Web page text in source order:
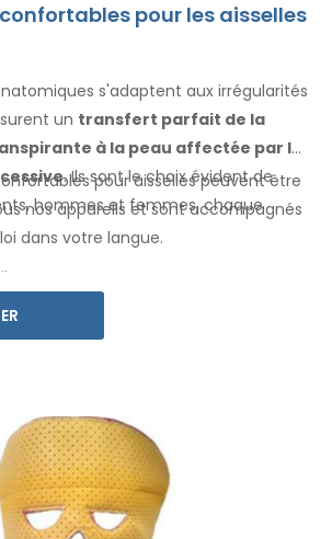
pour les aisselles
s'adaptent aux irrégularités
un transfert parfait de la
à la peau affectée par la
. Ils sont le choix évident de
hommeset femmes, chaque
pouraissellespeuvent être
nos appareils et sont accompagnés
dans votre langue.